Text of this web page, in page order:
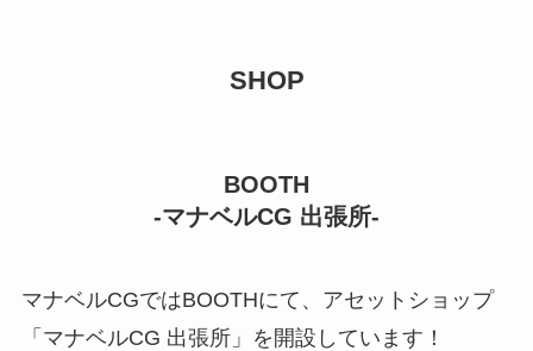
SHOP
BOOTH
-マナベルCG 出張所-
マナベルCGではBOOTHにて、アセットショップ
「マナベルCG 出張所」を開設しています！